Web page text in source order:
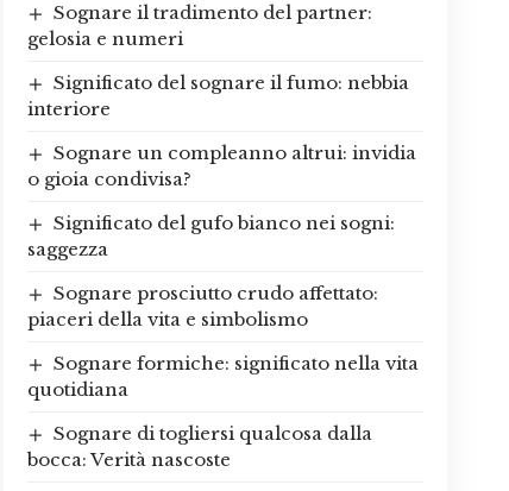
Sognare il tradimento del partner:
gelosia e numeri
Significato del sognare il fumo: nebbia
interiore
Sognare un compleanno altrui: invidia
o gioia condivisa?
Significato del gufo bianco nei sogni:
saggezza
Sognare prosciutto crudo affettato:
piaceri della vita e simbolismo
Sognare formiche: significato nella vita
quotidiana
Sognare di togliersi qualcosa dalla
bocca: Verità nascoste